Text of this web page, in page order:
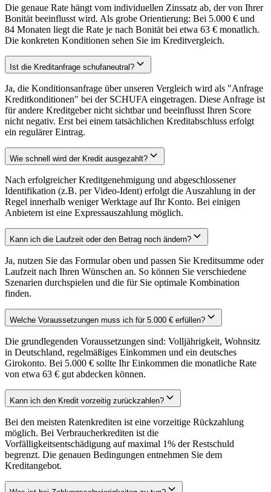
Die genaue Rate hängt vom individuellen Zinssatz ab, der von Ihrer
Bonität beeinflusst wird. Als grobe Orientierung: Bei 5.000 € und
84 Monaten liegt die Rate je nach Bonität bei etwa 63 € monatlich.
Die konkreten Konditionen sehen Sie im Kreditvergleich.
Ist die Kreditanfrage schufaneutral?
Ja, die Konditionsanfrage über unseren Vergleich wird als "Anfrage
Kreditkonditionen" bei der SCHUFA eingetragen. Diese Anfrage ist
für andere Kreditgeber nicht sichtbar und beeinflusst Ihren Score
nicht negativ. Erst bei einem tatsächlichen Kreditabschluss erfolgt
ein regulärer Eintrag.
Wie schnell wird der Kredit ausgezahlt?
Nach erfolgreicher Kreditgenehmigung und abgeschlossener
Identifikation (z.B. per Video-Ident) erfolgt die Auszahlung in der
Regel innerhalb weniger Werktage auf Ihr Konto. Bei einigen
Anbietern ist eine Expressauszahlung möglich.
Kann ich die Laufzeit oder den Betrag noch ändern?
Ja, nutzen Sie das Formular oben und passen Sie Kreditsumme oder
Laufzeit nach Ihren Wünschen an. So können Sie verschiedene
Szenarien durchspielen und die für Sie optimale Kombination
finden.
Welche Voraussetzungen muss ich für 5.000 € erfüllen?
Die grundlegenden Voraussetzungen sind: Volljährigkeit, Wohnsitz
in Deutschland, regelmäßiges Einkommen und ein deutsches
Girokonto. Bei 5.000 € sollte Ihr Einkommen die monatliche Rate
von etwa 63 € gut abdecken können.
Kann ich den Kredit vorzeitig zurückzahlen?
Bei den meisten Ratenkrediten ist eine vorzeitige Rückzahlung
möglich. Bei Verbraucherkrediten ist die
Vorfälligkeitsentschädigung auf maximal 1% der Restschuld
begrenzt. Die genauen Bedingungen entnehmen Sie dem
Kreditangebot.